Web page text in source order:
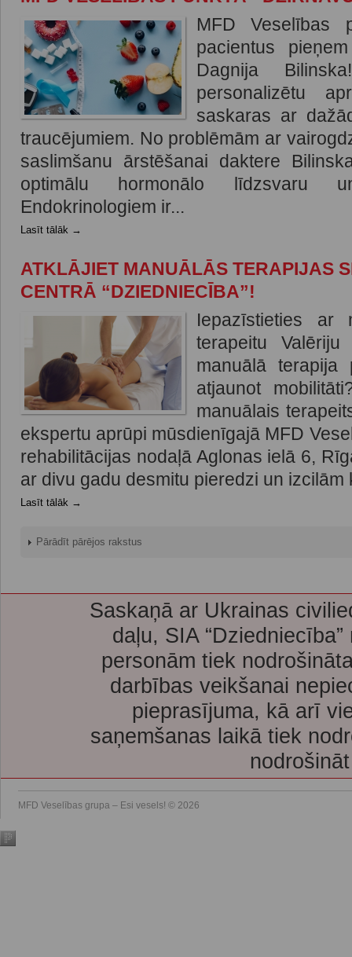
MFD Veselības
pacientus
Dagnija
personalizētu
saskaras ar
traucējumiem. No problēmām ar
saslimšanu ārstēšanai daktere
optimālu hormonālo līdzsvaru
Endokrinologiem ir...
Lasīt tālāk →
ATKLĀJIET MANUĀLĀS TERAPIJAS
CENTRĀ “DZIEDNIECĪBA”!
Iepazīstieties ar
terapeitu
manuālā
atjaunot
manuālais
ekspertu aprūpi mūsdienīgajā MFD
rehabilitācijas nodaļā Aglonas ielā 6,
ar divu gadu desmitu pieredzi un izcilām
Lasīt tālāk →
Pārādīt pārējos rakstus
Saskaņā ar Ukrainas
daļu, SIA
personām tiek
darbības veikšanai
pieprasījuma, kā arī
saņemšanas laikā tiek
MFD Veselības grupa – Esi vesels! © 2026